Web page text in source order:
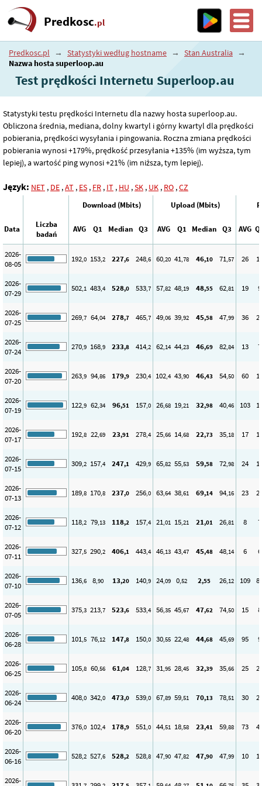
Predkosc.pl
Predkosc.pl → Statystyki według hostname → Stan Australia →
Nazwa hosta superloop.au
Test prędkości Internetu Superloop.au
Statystyki testu prędkości Internetu dla nazwy hosta superloop.au.
Obliczona średnia, mediana, dolny kwartyl i górny kwartyl dla prędkości
pobierania, prędkości wysyłania i pingowania. Roczna zmiana prędkości
pobierania wynosi +179%, prędkość przesyłania +135% (im wyższa, tym
lepiej), a wartość ping wynosi +21% (im niższa, tym lepiej).
Język: NET , DE ,AT , ES , FR , IT , HU ,SK , UK , RO ,CZ
Download (Mbits) Upload (Mbits)
Data
Liczba
badań
AVG Q1 Median Q3 AVG Q1 Median Q3 AVG
2026-
08-05
192,0 153,2 227,6 248,6 60,20 41,78 46,10 71,57 26
2026-
07-29
502,1 483,4 528,0 533,7 57,82 48,19 48,55 62,81 19 9
2026-
07-25
269,7 64,04 278,7 465,7 49,06 39,92 45,58 47,99 36
2026-
07-24
270,9 168,9 233,8 414,2 62,14 44,23 46,69 82,84 13 7
2026-
07-20
263,9 94,86 179,9 230,4 102,4 43,90 46,43 54,50 60
2026-
07-19
122,9 62,34 96,51 157,0 26,68 19,21 32,98 40,46 103
2026-
07-17
192,8 22,69 23,91 278,4 25,66 14,68 22,73 35,18 17
2026-
07-15
309,2 157,4 247,1 429,9 65,82 55,53 59,58 72,98 24
2026-
07-13
189,8 170,8 237,0 256,0 63,64 38,61 69,14 94,16 23
2026-
07-12
118,2 79,13 118,2 157,4 21,01 15,21 21,01 26,81 8 7
2026-
07-11
327,5 290,2 406,1 443,4 46,13 43,47 45,48 48,14 6 6
2026-
07-10
136,6 8,90 13,20 140,9 24,09 0,52 2,55 26,12 109
2026-
07-05
375,3 213,7 523,6 533,4 56,35 45,67 47,62 74,50 15 8
2026-
06-28
101,5 76,12 147,8 150,0 30,55 22,48 44,68 45,69 95 9
2026-
06-25
105,8 60,56 61,04 128,7 31,95 28,45 32,39 35,66 25
2026-
06-24
408,0 342,0 473,0 539,0 67,89 59,51 70,13 78,51 30
2026-
06-20
376,0 102,4 178,9 551,0 44,51 18,58 23,41 59,88 73
2026-
06-16
528,2 527,6 528,2 528,8 47,90 47,82 47,90 47,99 10
2026-